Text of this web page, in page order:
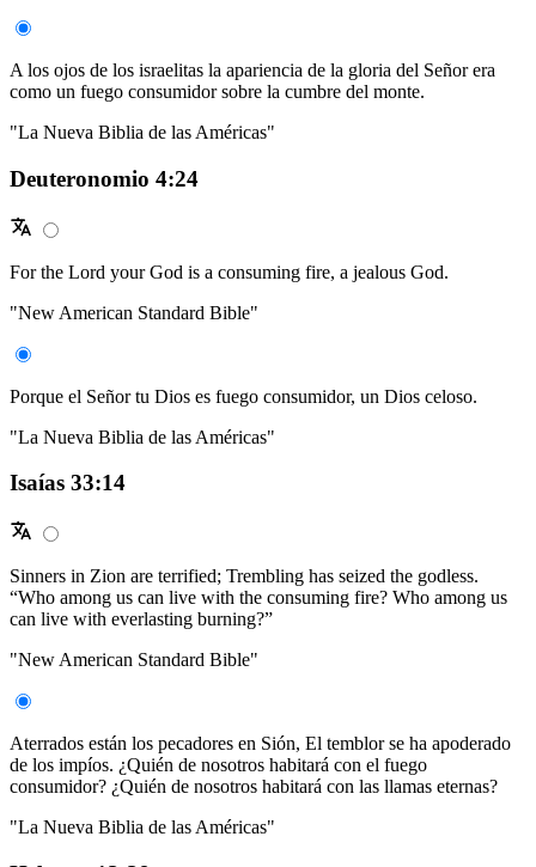
A los ojos de los israelitas la apariencia de la gloria del Señor era
como un fuego consumidor sobre la cumbre del monte.
"La Nueva Biblia de las Américas"
Deuteronomio 4:24
For the Lord your God is a consuming fire, a jealous God.
"New American Standard Bible"
Porque el Señor tu Dios es fuego consumidor, un Dios celoso.
"La Nueva Biblia de las Américas"
Isaías 33:14
Sinners in Zion are terrified; Trembling has seized the godless.
“Who among us can live with the consuming fire? Who among us
can live with everlasting burning?”
"New American Standard Bible"
Aterrados están los pecadores en Sión, El temblor se ha apoderado
de los impíos. ¿Quién de nosotros habitará con el fuego
consumidor? ¿Quién de nosotros habitará con las llamas eternas?
"La Nueva Biblia de las Américas"